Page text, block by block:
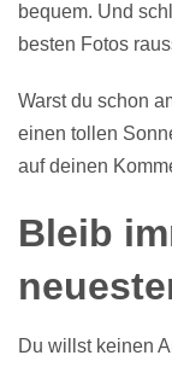
bequem. Und
besten Fotos
Warst du schon
einen tollen
auf deinen
Bleib
Du willst keinen